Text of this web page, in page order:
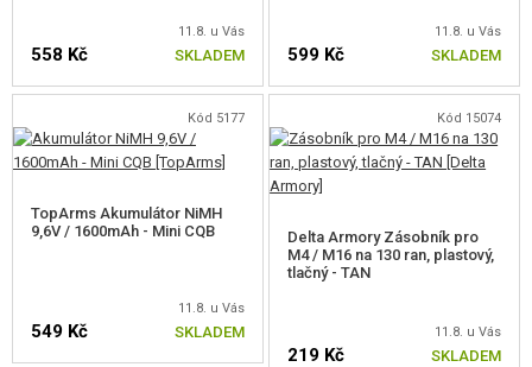
11.8. u Vás
558 Kč SKLADEM
11.8. u Vás
599 Kč SKLADEM
Kód 5177
TopArms Akumulátor NiMH
9,6V / 1600mAh - Mini CQB
11.8. u Vás
549 Kč SKLADEM
Kód 15074
Delta Armory Zásobník pro
M4 / M16 na 130 ran, plastový,
tlačný - TAN
11.8. u Vás
219 Kč SKLADEM